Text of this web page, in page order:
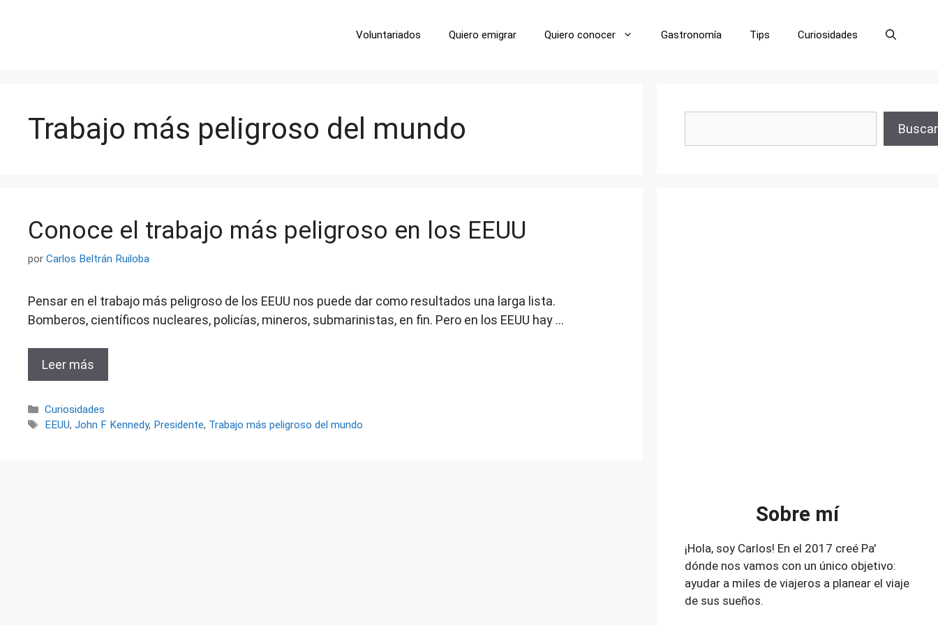
Voluntariados Quiero emigrar Quiero conocer Gastronomía Tips Curiosidades
Trabajo más peligroso del mundo
Conoce el trabajo más peligroso en los EEUU
por Carlos Beltrán Ruiloba
Pensar en el trabajo más peligroso de los EEUU nos puede dar como resultados una larga lista.
Bomberos, científicos nucleares, policías, mineros, submarinistas, en fin. Pero en los EEUU hay …
Leer más
Categorías
Curiosidades
Etiquetas
EEUU,John F Kennedy, Presidente, Trabajo más peligroso del mundo
Buscar
Sobre mí
¡Hola, soy Carlos! En el 2017 creé Pa'
dónde nos vamos con un único objetivo:
ayudar a miles de viajeros a planear el viaje
de sus sueños.